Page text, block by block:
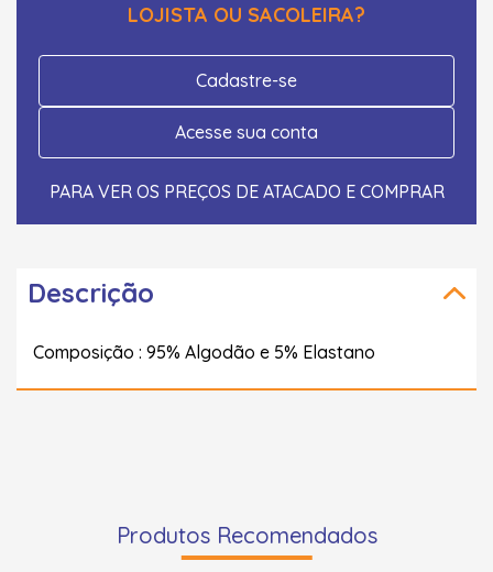
LOJISTA OU SACOLEIRA?
Cadastre-se
Acesse sua conta
PARA VER OS PREÇOS DE ATACADO E COMPRAR
Descrição
Composição : 95% Algodão e 5% Elastano
Produtos Recomendados